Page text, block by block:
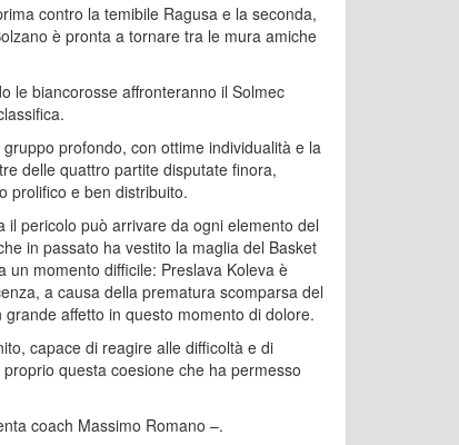
contro la temibile Ragusa e la seconda,
è pronta a tornare tra le mura amiche
le biancorosse affronteranno il Solmec
profondo, con ottime individualità e la
delle quattro partite disputate finora,
prolifico e ben distribuito.
pericolo può arrivare da ogni elemento del
in passato ha vestito la maglia del Basket
un momento difficile: Preslava Koleva è
a causa della prematura scomparsa del
affetto in questo momento di dolore.
capace di reagire alle difficoltà e di
questa coesione che ha permesso
coach Massimo Romano –.